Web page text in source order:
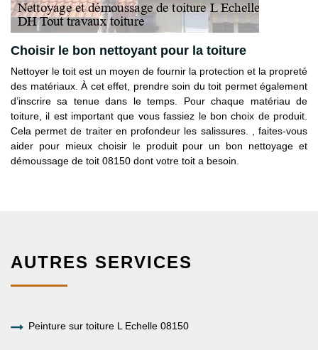
Choisir le bon nettoyant pour la toiture
Nettoyer le toit est un moyen de fournir la protection et la propreté
des matériaux. À cet effet, prendre soin du toit permet également
d’inscrire sa tenue dans le temps. Pour chaque matériau de
toiture, il est important que vous fassiez le bon choix de produit.
Cela permet de traiter en profondeur les salissures. , faites-vous
aider pour mieux choisir le produit pour un bon nettoyage et
démoussage de toit 08150 dont votre toit a besoin.
AUTRES SERVICES
Peinture sur toiture L Echelle 08150